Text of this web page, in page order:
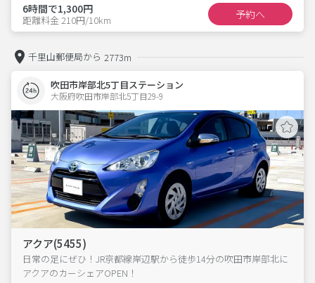
6時間で1,300円
距離料金 210円/10km 予約へ
千里山郵便局から 2773m
吹田市岸部北5丁目ステーション
大阪府吹田市岸部北5丁目29-9
アクア(5455)
日常の足にぜひ！JR京都線岸辺駅から徒歩14分の吹田市岸部北に
アクアのカーシェアOPEN！